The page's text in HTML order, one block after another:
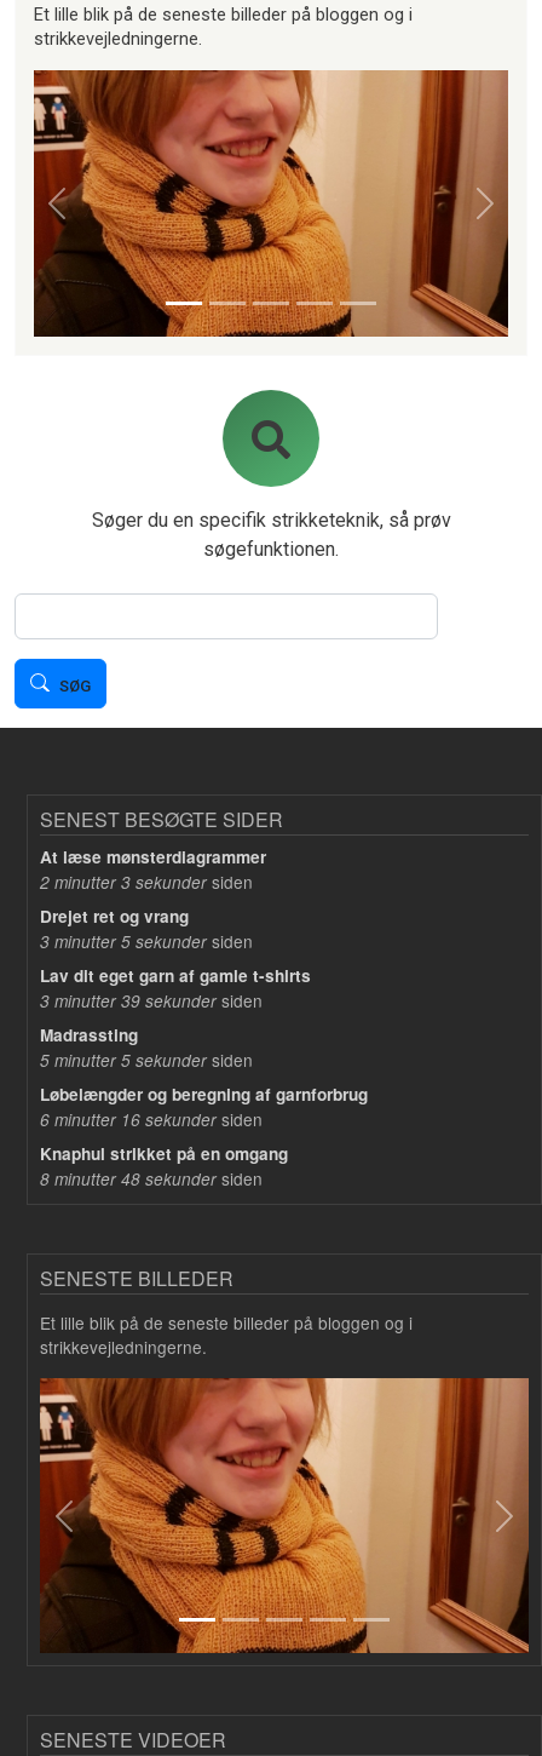
Et lille blik på de seneste billeder på bloggen og i
strikkevejledningerne.
Forrige Næste
Søger du en specifik strikketeknik, så prøv
søgefunktionen.
SØG
SENEST BESØGTE SIDER
At læse mønsterdiagrammer
2 minutter 3 sekundersiden
Drejet ret og vrang
3 minutter 5 sekundersiden
Lav dit eget garn af gamle t-shirts
3 minutter 39 sekundersiden
Madrassting
5 minutter 5 sekundersiden
Løbelængder og beregning af garnforbrug
6 minutter 16 sekundersiden
Knaphul strikket på en omgang
8 minutter 48 sekundersiden
SENESTE BILLEDER
Et lille blik på de seneste billeder på bloggen og i
strikkevejledningerne.
Forrige
SENESTE VIDEOER